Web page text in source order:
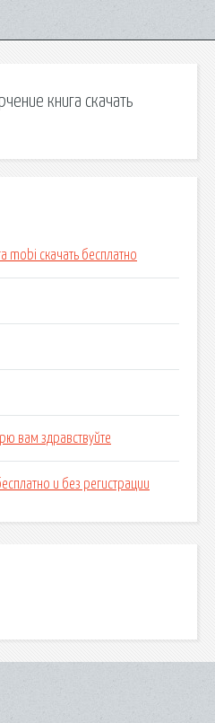
книга скачать
mobi скачать бесплатно
вам здравствуйте
и без регистрации